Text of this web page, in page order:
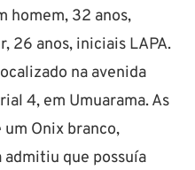
homem, 32 anos,
26 anos, iniciais LAPA.
na avenida
4, em Umuarama. As
Onix branco,
que possuía